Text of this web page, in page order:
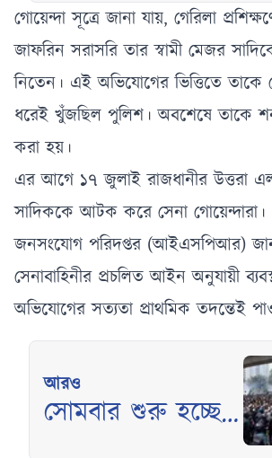
নিশ্চিতে হাইকোর্টের
রুল জারি
গোয়েন্দা সূত্রে জানা যায়, গেরিলা
জাফরিন সরাসরি তার স্বামী মেজর
নিতেন। এই অভিযোগের ভিত্তিতে তাকে
ধরেই খুঁজছিল পুলিশ। অবশেষে তাকে
করা হয়।
এর আগে ১৭ জুলাই রাজধানীর উত্তরা
সাদিককে আটক করে সেনা গোয়েন্দারা।
জনসংযোগ পরিদপ্তর (আইএসপিআর)
সেনাবাহিনীর প্রচলিত আইন অনুযায়ী
অভিযোগের সত্যতা প্রাথমিক তদন্তেই
আরও
সোমবার শুরু হচ্ছে